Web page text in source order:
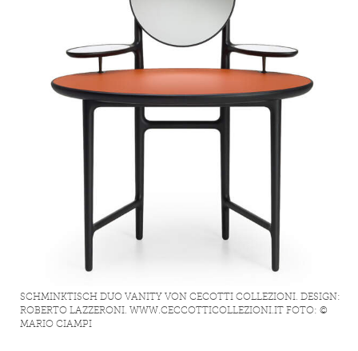
SCHMINKTISCH DUO VANITY VON CECOTTI COLLEZIONI. DESIGN:
ROBERTO LAZZERONI. WWW.CECCOTTICOLLEZIONI.IT FOTO: ©
MARIO CIAMPI